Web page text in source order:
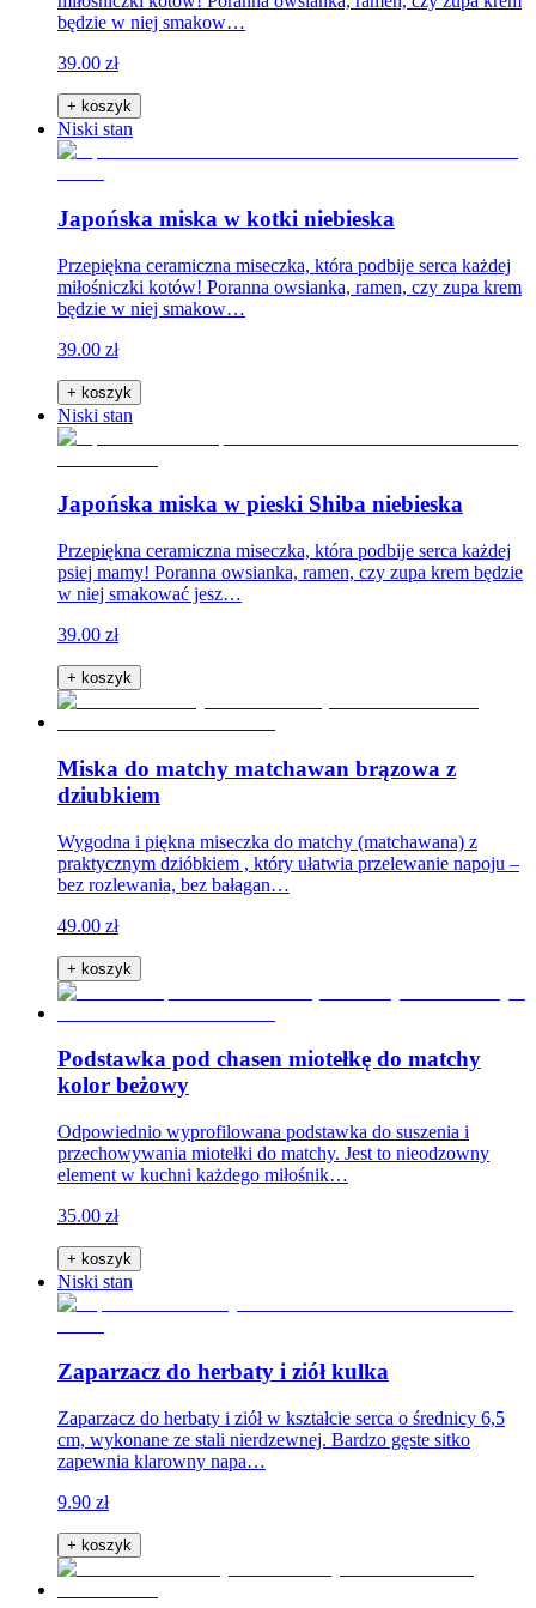
będzie w niej smakow…
39.00 zł
+ koszyk
Niski stan
Japońska miska w kotki niebieska
Przepiękna ceramiczna miseczka, która podbije serca każdej
miłośniczki kotów! Poranna owsianka, ramen, czy zupa krem
będzie w niej smakow…
39.00 zł
+ koszyk
Niski stan
Japońska miska w pieski Shiba niebieska
Przepiękna ceramiczna miseczka, która podbije serca każdej
psiej mamy! Poranna owsianka, ramen, czy zupa krem będzie
w niej smakować jesz…
39.00 zł
+ koszyk
Miska do matchy matchawan brązowa z
dziubkiem
Wygodna i piękna miseczka do matchy (matchawana) z
praktycznym dzióbkiem , który ułatwia przelewanie napoju –
bez rozlewania, bez bałagan…
49.00 zł
+ koszyk
Podstawka pod chasen miotełkę do matchy
kolor beżowy
Odpowiednio wyprofilowana podstawka do suszenia i
przechowywania miotełki do matchy. Jest to nieodzowny
element w kuchni każdego miłośnik…
35.00 zł
+ koszyk
Niski stan
Zaparzacz do herbaty i ziół kulka
Zaparzacz do herbaty i ziół w kształcie serca o średnicy 6,5
cm, wykonane ze stali nierdzewnej. Bardzo gęste sitko
zapewnia klarowny napa…
9.90 zł
+ koszyk